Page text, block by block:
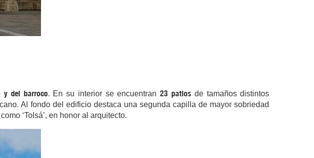
y del barroco. En su interior se encuentran23 patiosde tamaños distintos
Al fondo del edificio destaca una segunda capilla de mayor sobriedad
‘Tolsá’, en honor al arquitecto.